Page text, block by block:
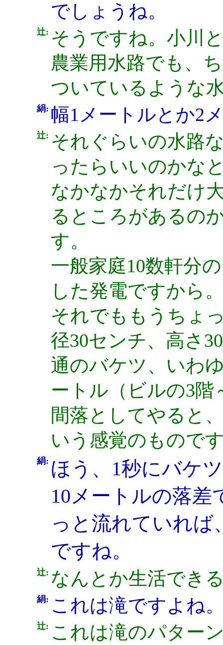
でしょうね。
辻: そうですね。小川
農業用水路でも、
ついているような
絹: 幅1メートルとか2
辻: それぐらいの水路
ったらいいのかな
なかなかそれだけ
るところがあるの
す。
一般家庭10数軒分
した発電ですから
それでももうちょ
径30センチ、高さ
通のバケツ、いわ
ートル（ビルの3階
間落としてやると
いう感覚のもので
絹: ほう、1秒にバケ
10メートルの落
っと流れていれば
ですね。
辻: なんとか生活でき
絹: これは滝ですよね
辻: これは滝のパター